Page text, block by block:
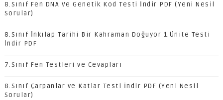
8.Sınıf Fen DNA Ve Genetik Kod Testi İndir PDF (Yeni Nesil
Sorular)
8.Sınıf İnkılap Tarihi Bir Kahraman Doğuyor 1.Ünite Testi
İndir PDF
7.Sınıf Fen Testleri ve Cevapları
8.Sınıf Çarpanlar ve Katlar Testi İndir PDF (Yeni Nesil
Sorular)